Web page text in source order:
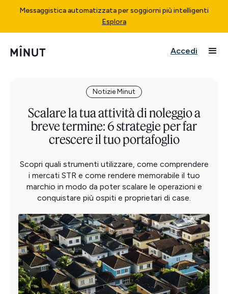
Messaggistica automatizzata per soggiorni più intelligenti
Esplora
Accedi
Notizie Minut
Scalare la tua attività di noleggio a
breve termine: 6 strategie per far
crescere il tuo portafoglio
Scopri quali strumenti utilizzare, come comprendere
i mercati STR e come rendere memorabile il tuo
marchio in modo da poter scalare le operazioni e
conquistare più ospiti e proprietari di case.